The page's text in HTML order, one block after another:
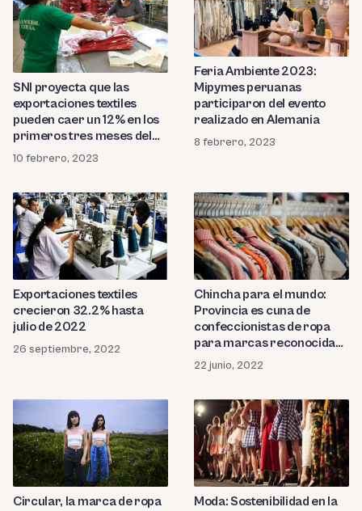
SNI proyecta que las
exportaciones textiles
pueden caer un 12% en los
primeros tres meses del
2023
10 febrero, 2023
Feria Ambiente 2023:
Mipymes peruanas
participaron del evento
realizado en Alemania
8 febrero, 2023
Exportaciones textiles
crecieron 32.2% hasta
julio de 2022
26 septiembre, 2022
Chincha para el mundo:
Provincia es cuna de
confeccionistas de ropa
para marcas reconocidas
como Lacoste
22 junio, 2022
Circular, la marca de ropa
Moda: Sostenibilidad en la